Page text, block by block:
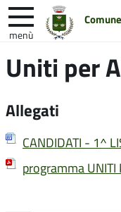
menù
nel
Entra in
Uniti per
Allegati
CANDIDATI - 1^
programma UNITI